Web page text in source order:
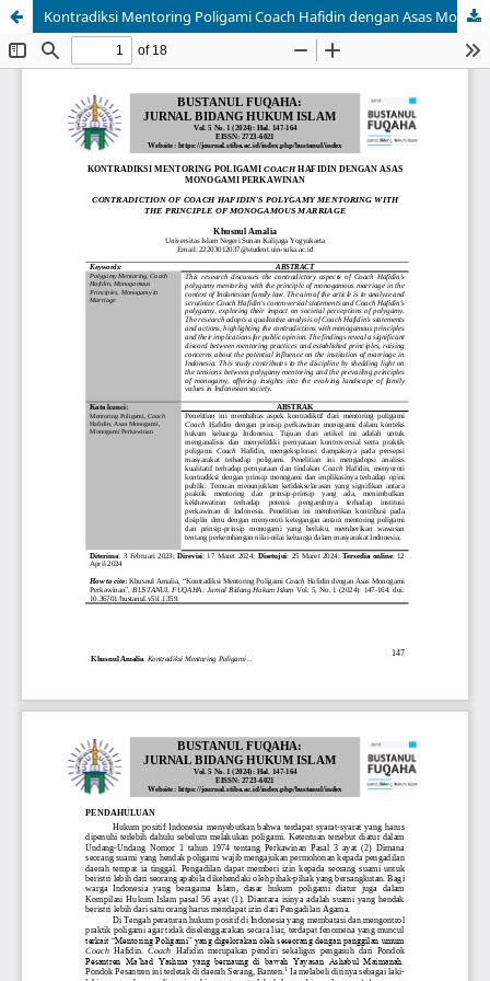
Kontradiksi Mentoring Poligami Coach Hafidin dengan Asas Monogami Perkawinan